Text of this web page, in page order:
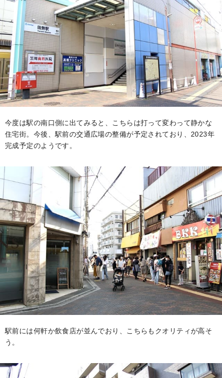
今度は駅の南口側に出てみると、こちらは打って変わって静かな
住宅街。今後、駅前の交通広場の整備が予定されており、2023年
完成予定のようです。
駅前には何軒か飲食店が並んでおり、こちらもクオリティが高そ
う。